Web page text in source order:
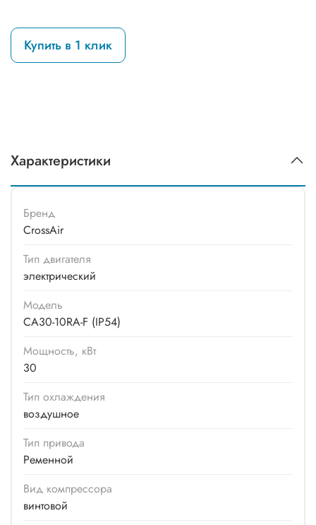
Купить в 1 клик
Характеристики
Бренд
CrossAir
Тип двигателя
электрический
Модель
CA30-10RA-F (IP54)
Мощность, кВт
30
Тип охлаждения
воздушное
Тип привода
Ременной
Вид компрессора
винтовой